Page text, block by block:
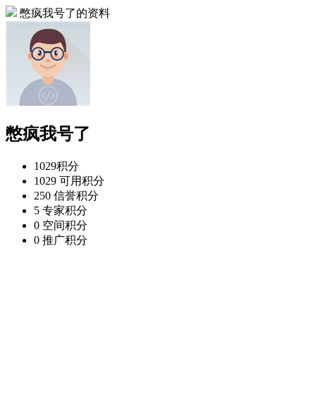
憋疯我号了的资料
憋疯我号了
1029积分
1029 可用积分
250 信誉积分
5 专家积分
0 空间积分
0 推广积分